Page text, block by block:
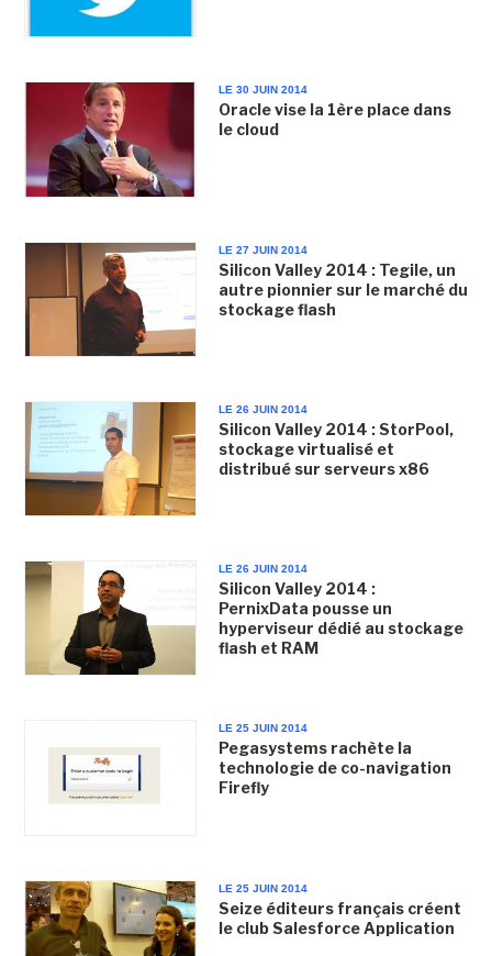
LE 30 JUIN 2014
Oracle vise la 1ère place dans
le cloud
LE 27 JUIN 2014
Silicon Valley 2014 : Tegile, un
autre pionnier sur le marché du
stockage flash
LE 26 JUIN 2014
Silicon Valley 2014 : StorPool,
stockage virtualisé et
distribué sur serveurs x86
LE 26 JUIN 2014
Silicon Valley 2014 :
PernixData pousse un
hyperviseur dédié au stockage
flash et RAM
LE 25 JUIN 2014
Pegasystems rachète la
technologie de co-navigation
Firefly
LE 25 JUIN 2014
Seize éditeurs français créent
le club Salesforce Application